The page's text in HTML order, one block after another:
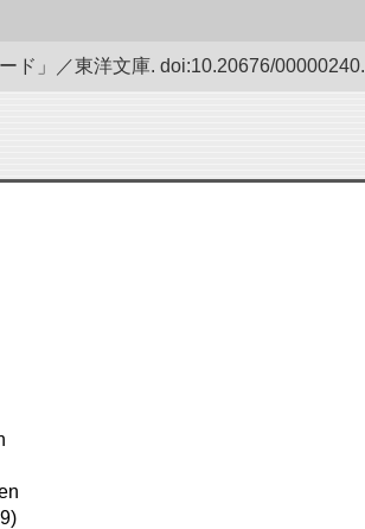
ド」／東洋文庫. doi:10.20676/00000240.